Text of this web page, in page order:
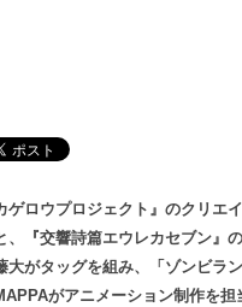
ゲロウプロジェクト』のクリエ
、『交響詩篇エウレカセブン』
大がタッグを組み、「ゾンビラン
がアニメーション制作を担